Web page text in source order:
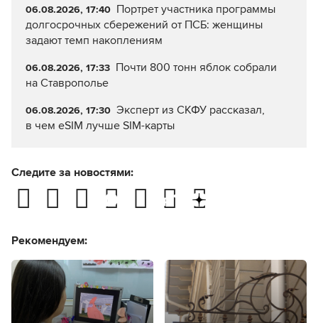
06.08.2026, 17:40 Портрет участника программы
долгосрочных сбережений от ПСБ: женщины
задают темп накоплениям
06.08.2026, 17:33 Почти 800 тонн яблок собрали
на Ставрополье
06.08.2026, 17:30 Эксперт из СКФУ рассказал,
в чем eSIM лучше SIM-карты
Следите за новостями:
Рекомендуем: